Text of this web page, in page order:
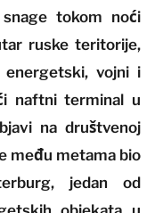
tokom noći
ruske teritorije,
vojni i
naftni terminal u
na društvenoj
među metama bio
jedan od